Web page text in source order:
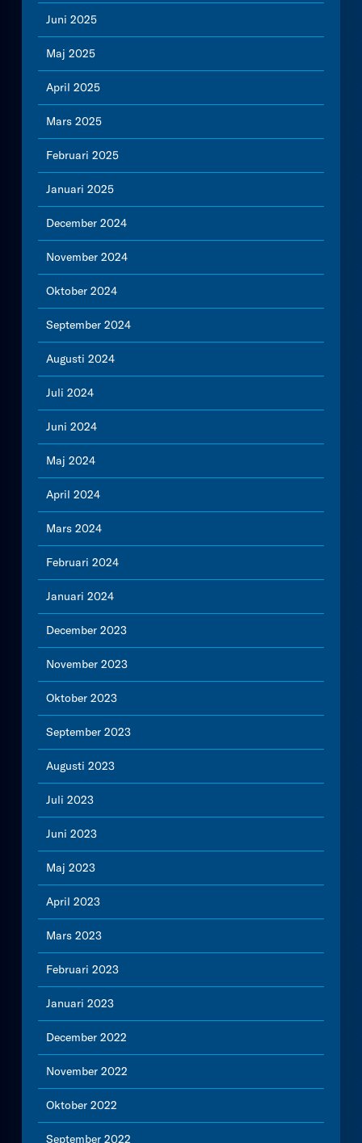
Juni 2025
Maj 2025
April 2025
Mars 2025
Februari 2025
Januari 2025
December 2024
November 2024
Oktober 2024
September 2024
Augusti 2024
Juli 2024
Juni 2024
Maj 2024
April 2024
Mars 2024
Februari 2024
Januari 2024
December 2023
November 2023
Oktober 2023
September 2023
Augusti 2023
Juli 2023
Juni 2023
Maj 2023
April 2023
Mars 2023
Februari 2023
Januari 2023
December 2022
November 2022
Oktober 2022
September 2022